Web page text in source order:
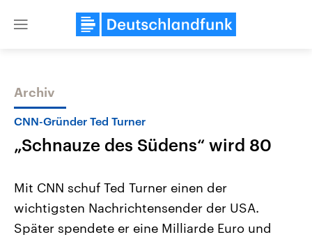
Close
Themen
Archiv
CNN-Gründer Ted Turner
„Schnauze des Südens“ wird 80
Mit CNN schuf Ted Turner einen der
wichtigsten Nachrichtensender der USA.
Später spendete er eine Milliarde Euro und